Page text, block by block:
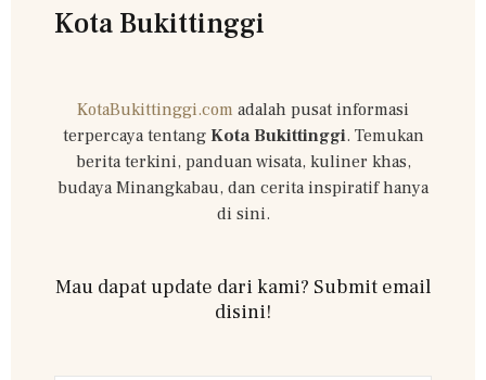
Kota Bukittinggi
KotaBukittinggi.com adalah pusat informasi
terpercaya tentang Kota Bukittinggi. Temukan
berita terkini, panduan wisata, kuliner khas,
budaya Minangkabau, dan cerita inspiratif hanya
di sini.
Mau dapat update dari kami? Submit email
disini!